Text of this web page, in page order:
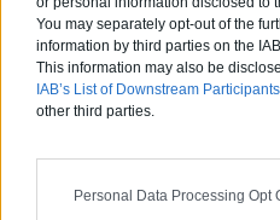
You may separately opt-out of the
information by third parties on the
This information may also be
IAB’s List of Downstream Participants
other third parties.
Personal Data Processing Opt
Bonjour, Cette entreprise
Aujourd'hui, je veux leur
professionnalisme, leur
le patron de cette
toujours arrangeant et a
personnel remarquable.
Mille merci pour le travail